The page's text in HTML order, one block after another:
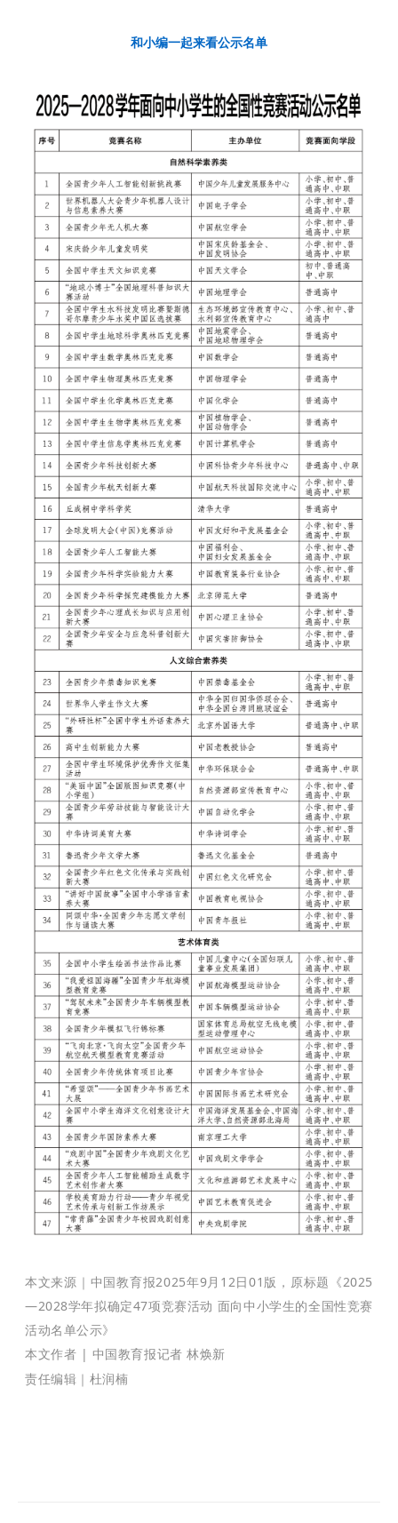
和小编一起来看公示名单
本文来源｜中国教育报2025年9月12日01版，原标题《2025
—2028学年拟确定47项竞赛活动 面向中小学生的全国性竞赛
活动名单公示》
本文作者 | 中国教育报记者 林焕新
责任编辑｜杜润楠